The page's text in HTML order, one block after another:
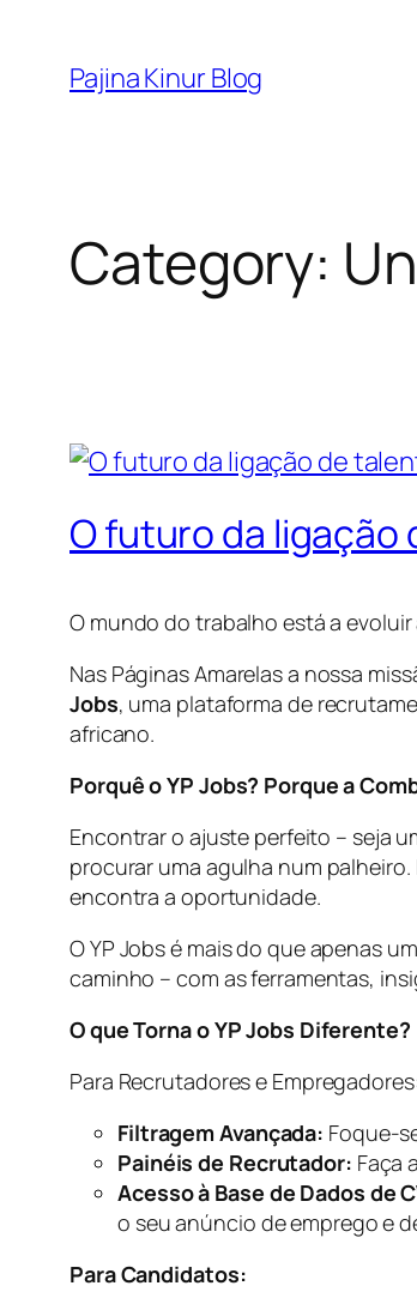
content
Pajina Kinur Blog
Category:
O futuro da ligação
O mundo do trabalho está a
Nas Páginas Amarelas a nossa
Jobs, uma plataforma de
africano.
Porquê o YP Jobs? Porque a
Encontrar o ajuste perfeito – seja
procurar uma agulha num
encontra a oportunidade.
O YP Jobs é mais do que apenas
caminho – com as ferramentas,
O que Torna o YP Jobs Diferente?
Para Recrutadores e
Filtragem Avançada: Foque-
Painéis de Recrutador: Faça
Acesso à Base de Dados de
o seu anúncio de emprego e
Para Candidatos: